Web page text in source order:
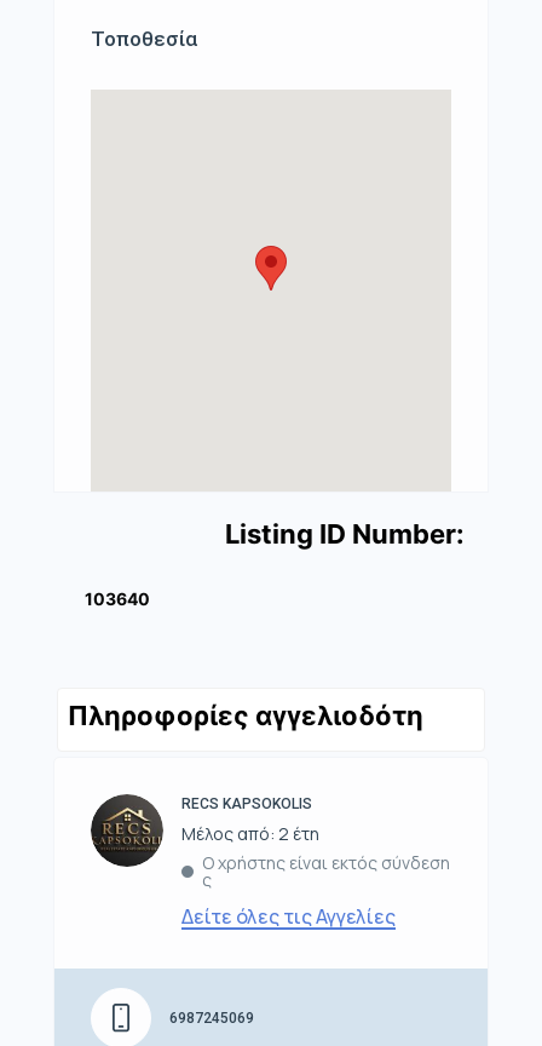
Τοποθεσία
Listing ID Number:
103640
Πληροφορίες αγγελιοδότη
RECS KAPSOKOLIS
Μέλος από: 2 έτη
Ο χρήστης είναι εκτός σύνδεση
ς
Δείτε όλες τις Αγγελίες
6987245069